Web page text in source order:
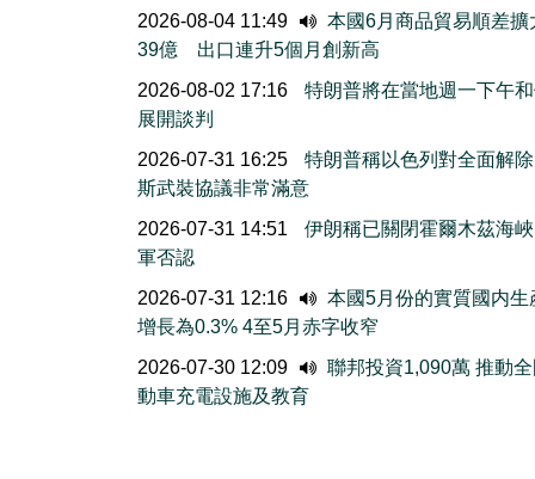
2026-08-04 11:49
本國6月商品貿易順差擴
39億 出口連升5個月創新高
2026-08-02 17:16
特朗普將在當地週一下午
展開談判
2026-07-31 16:25
特朗普稱以色列對全面解
斯武裝協議非常滿意
2026-07-31 14:51
伊朗稱已關閉霍爾木茲海
軍否認
2026-07-31 12:16
本國5月份的實質國内生
增長為0.3% 4至5月赤字收窄
2026-07-30 12:09
聯邦投資1,090萬 推動
動車充電設施及教育